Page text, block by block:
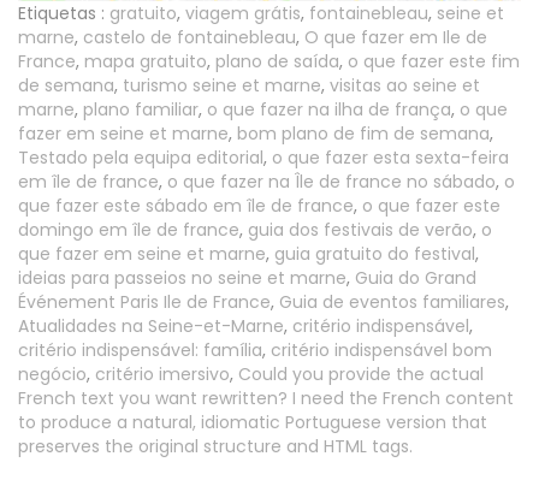
Etiquetas : gratuito, viagem grátis, fontainebleau, seine et
marne, castelo de fontainebleau, O que fazer em Ile de
France, mapa gratuito, plano de saída, o que fazer este fim
de semana, turismo seine et marne, visitas ao seine et
marne, plano familiar, o que fazer na ilha de frança, o que
fazer em seine et marne, bom plano de fim de semana,
Testado pela equipa editorial, o que fazer esta sexta-feira
em île de france, o que fazer na Île de france no sábado, o
que fazer este sábado em île de france, o que fazer este
domingo em île de france, guia dos festivais de verão, o
que fazer em seine et marne, guia gratuito do festival,
ideias para passeios no seine et marne, Guia do Grand
Événement Paris Ile de France, Guia de eventos familiares,
Atualidades na Seine-et-Marne, critério indispensável,
critério indispensável: família, critério indispensável bom
negócio, critério imersivo, Could you provide the actual
French text you want rewritten? I need the French content
to produce a natural, idiomatic Portuguese version that
preserves the original structure and HTML tags.